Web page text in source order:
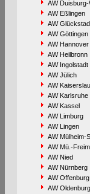
AW Duisburg-
AW Eßlingen
AW
AW Göttingen
AW Hannover
AW Heilbronn
AW Ingolstadt
AW Jülich
AW
AW Karlsruhe
AW Kassel
AW Limburg
AW Lingen
AW Mülheim-
AW Mü.-
AW Nied
AW Nürnberg
AW Offenburg
AW Oldenburg